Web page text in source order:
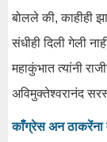
बोलले की, काहीही
संधीही दिली गेली
महाकुंभात त्यांनी
अविमुक्तेश्वरानंद
काँग्रेस अन ठाकरेंना